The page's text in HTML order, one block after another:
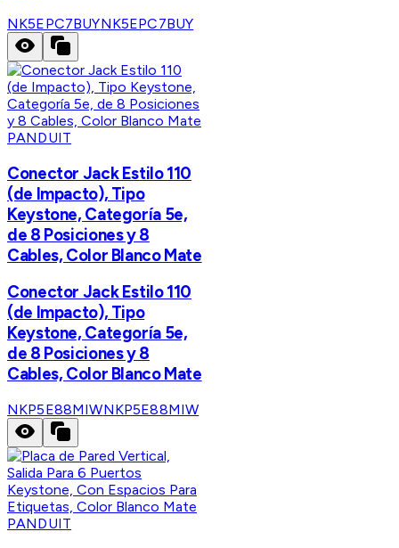
NK5EPC7BUYNK5EPC7BUY
PANDUIT
Conector Jack Estilo 110
(de Impacto), Tipo
Keystone, Categoría 5e,
de 8 Posiciones y 8
Cables, Color Blanco Mate
Conector Jack Estilo 110
(de Impacto), Tipo
Keystone, Categoría 5e,
de 8 Posiciones y 8
Cables, Color Blanco Mate
NKP5E88MIWNKP5E88MIW
PANDUIT